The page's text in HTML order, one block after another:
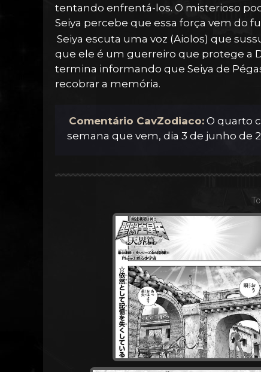
tentando enfrentá-los. O misterioso
Seiya percebe que essa força vem do
Seiya escuta uma voz (Aiolos) que
que ele é um guerreiro que protege a
termina informando que Seiya de
recobrar a memória.
Comentário CavZodiaco: O quarto
semana que vem, dia 3 de junho de